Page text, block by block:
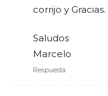
corrijo y Gracias.
Saludos
Marcelo
Respuesta